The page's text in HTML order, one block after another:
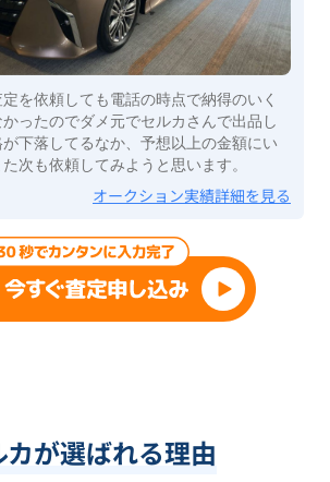
を依頼しても電話の時点で納得のいく
ったのでダメ元でセルカさんで出品し
下落してるなか、予想以上の金額にい
次も依頼してみようと思います。
オークション実績詳細を見る
カが選ばれる理由